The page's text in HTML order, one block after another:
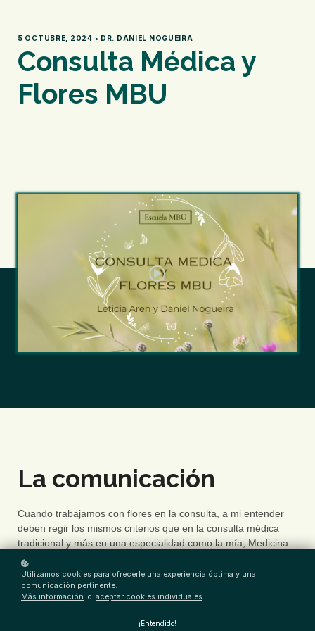
5 OCTUBRE, 2024 • DR. DANIEL NOGUEIRA
Consulta Médica y
Flores MBU
La comunicación
Cuando trabajamos con flores en la consulta, a mi entender
deben regir los mismos criterios que en la consulta médica
tradicional y más en una especialidad como la mía, Medicina
Familiar y Comunitaria.
El objetivo es conocer al consultante e identificar el motivo real
de su presencia.
Utilizamos cookies para ofrecerle una experiencia óptima y una
comunicación pertinente.
Más información o aceptar cookies individuales .
¡Entendido!